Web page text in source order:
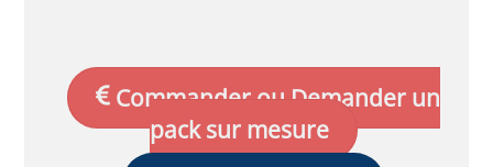
Commander ou Demander un
pack sur mesure